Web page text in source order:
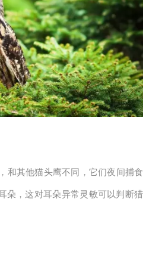
和其他猫头鹰不同，它们夜间捕食
朵，这对耳朵异常灵敏可以判断猎